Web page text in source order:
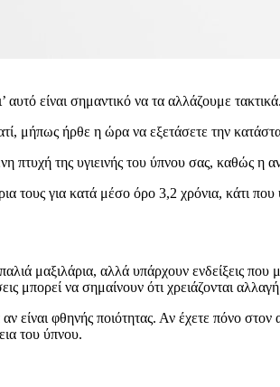
αυτό είναι σημαντικό να τα αλλάζουμε τακτικά.
μήπως ήρθε η ώρα να εξετάσετε την
πτυχή της υγιεινής του ύπνου σας, καθώς η
για κατά μέσο όρο 3,2 χρόνια, κάτι που
μαξιλάρια, αλλά υπάρχουν ενδείξεις
μπορεί να σημαίνουν ότι χρειάζονται
είναι φθηνής ποιότητας. Αν έχετε πόνο
του ύπνου.